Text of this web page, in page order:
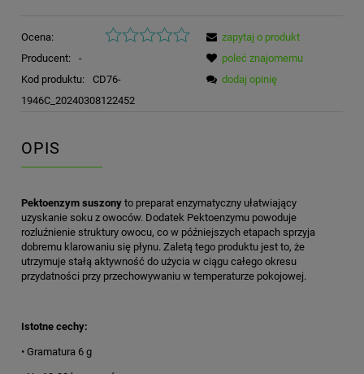
Ocena:
Producent:
-
Kod produktu:
CD76-
1946C_20240308122452
zapytaj o produkt
poleć znajomemu
dodaj opinię
OPIS
Pektoenzym suszony to preparat enzymatyczny ułatwiający
uzyskanie soku z owoców. Dodatek Pektoenzymu powoduje
rozluźnienie struktury owocu, co w późniejszych etapach sprzyja
dobremu klarowaniu się płynu. Zaletą tego produktu jest to, że
utrzymuje stałą aktywność do użycia w ciągu całego okresu
przydatności przy przechowywaniu w temperaturze pokojowej.
Istotne cechy:
• Gramatura 6 g